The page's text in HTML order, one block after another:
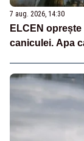
7 aug. 2026, 14:30
ELCEN
caniculei. Apa